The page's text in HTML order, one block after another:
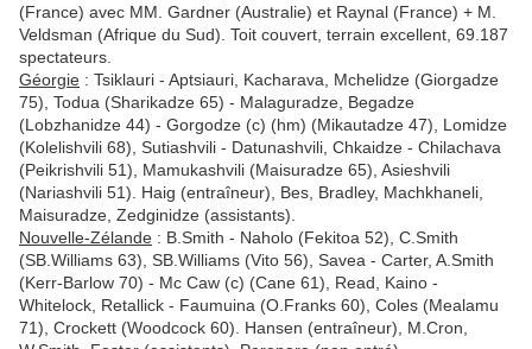
(France) avec MM. Gardner (Australie) et Raynal (France) + M.
Veldsman (Afrique du Sud). Toit couvert, terrain excellent, 69.187
spectateurs.
Géorgie : Tsiklauri - Aptsiauri, Kacharava, Mchelidze (Giorgadze
75), Todua (Sharikadze 65) - Malaguradze, Begadze
(Lobzhanidze 44) - Gorgodze (c) (hm) (Mikautadze 47), Lomidze
(Kolelishvili 68), Sutiashvili - Datunashvili, Chkaidze - Chilachava
(Peikrishvili 51), Mamukashvili (Maisuradze 65), Asieshvili
(Nariashvili 51). Haig (entraîneur), Bes, Bradley, Machkhaneli,
Maisuradze, Zedginidze (assistants).
Nouvelle-Zélande : B.Smith - Naholo (Fekitoa 52), C.Smith
(SB.Williams 63), SB.Williams (Vito 56), Savea - Carter, A.Smith
(Kerr-Barlow 70) - Mc Caw (c) (Cane 61), Read, Kaino -
Whitelock, Retallick - Faumuina (O.Franks 60), Coles (Mealamu
71), Crockett (Woodcock 60). Hansen (entraîneur), M.Cron,